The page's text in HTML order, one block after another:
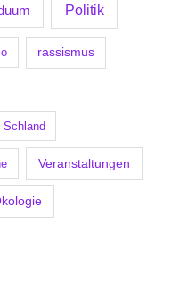
Politik
rassismus
Schland
Veranstaltungen